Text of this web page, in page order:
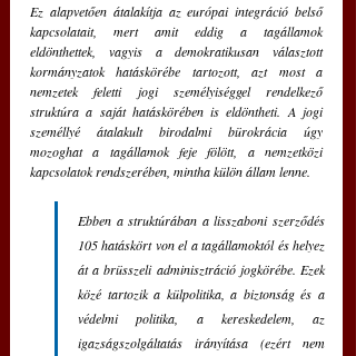
Ez alapvetően átalakítja az európai integráció belső
kapcsolatait, mert amit eddig a tagállamok
eldönthettek, vagyis a demokratikusan választott
kormányzatok hatáskörébe tartozott, azt most a
nemzetek feletti jogi személyiséggel rendelkező
struktúra a saját hatáskörében is eldöntheti. A jogi
személlyé átalakult birodalmi bürokrácia úgy
mozoghat a tagállamok feje fölött, a nemzetközi
kapcsolatok rendszerében, mintha külön állam lenne.
Ebben a struktúrában a lisszaboni szerződés
105 hatáskört von el a tagállamoktól és helyez
át a brüsszeli adminisztráció jogkörébe. Ezek
közé tartozik a külpolitika, a biztonság és a
védelmi politika, a kereskedelem, az
igazságszolgáltatás irányítása (ezért nem